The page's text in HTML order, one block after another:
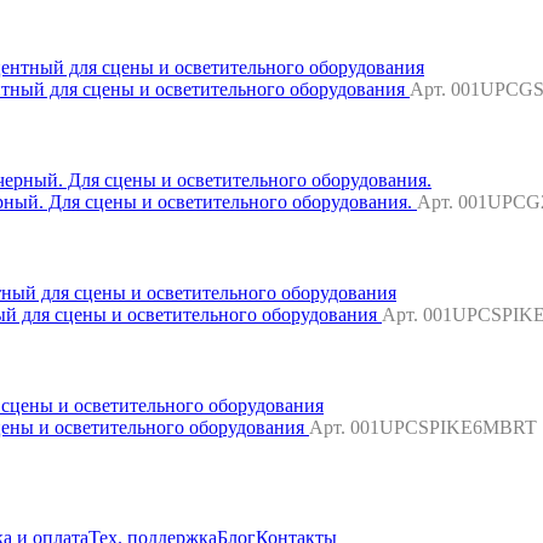
для сцены и осветительного оборудования Арт.
Для сцены и осветительного оборудования. Арт.
для сцены и осветительного оборудования Арт.
и осветительного оборудования Арт. 001UPCSPIKE6MBRT
и оплатаТех. поддержкаБлогКонтакты